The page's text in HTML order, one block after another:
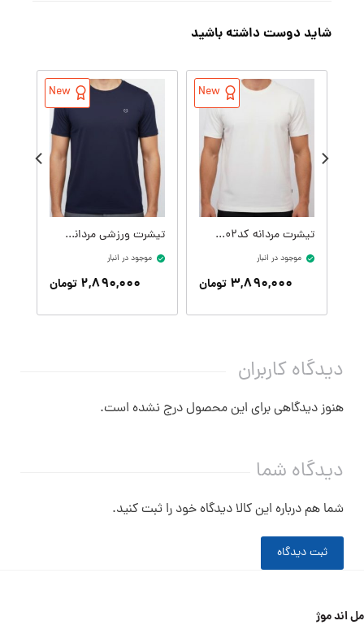
شاید دوست داشته باشید
New
تیشرت مردانه کدM09414-002
موجود در انبار
۳,۸۹۰,۰۰۰ تومان
New
تیشرت ورزشی مردانه کدM09406-400
موجود در انبار
۲,۸۹۰,۰۰۰ تومان
دیدگاه کاربران
هنوز دیدگاهی برای این محصول درج نشده است.
دیدگاه شما
شما هم درباره این کالا دیدگاه خود را ثبت کنید.
ثبت دیدگاه
مل اند موژ